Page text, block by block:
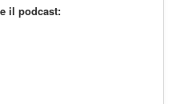
il podcast: